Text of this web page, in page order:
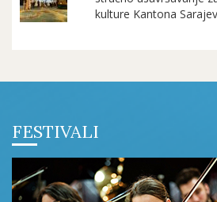
kulture Kantona
FESTIVALI